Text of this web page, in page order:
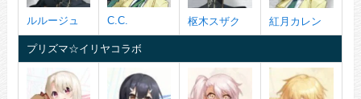
ルルージュ C.C. 枢木スザク 紅月カレン
プリズマ☆イリヤコラボ